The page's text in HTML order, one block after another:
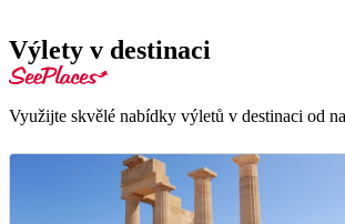
Výlety v destinaci
Využijte skvělé nabídky výletů v destinaci od